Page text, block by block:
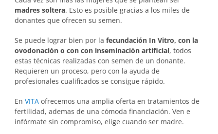
madres soltera. Esto es posible gracias a los miles de
donantes que ofrecen su semen.
Se puede lograr bien por la fecundación In Vitro, con la
ovodonación o con con inseminación artificial, todos
estas técnicas realizadas con semen de un donante.
Requieren un proceso, pero con la ayuda de
profesionales cualificados se consigue rápido.
En VITA ofrecemos una amplia oferta en tratamientos de
fertilidad, ademas de una cómoda financiación. Ven e
infórmate sin compromiso, elige cuando ser madre.